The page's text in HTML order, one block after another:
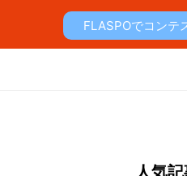
FLASPOでコンテ
人気